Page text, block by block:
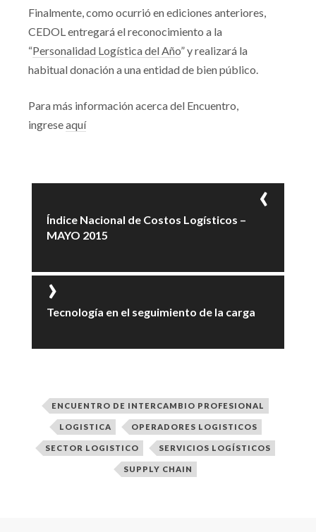
Finalmente, como ocurrió en ediciones anteriores,
CEDOL entregará el reconocimiento a la
“Personalidad Logística del Año” y realizará la
habitual donación a una entidad de bien público.
Para más información acerca del Encuentro,
ingreseaquí
Índice Nacional de Costos Logísticos –
MAYO 2015
Tecnología en el seguimiento de la carga
ENCUENTRO DE INTERCAMBIO PROFESIONAL
LOGISTICA OPERADORES LOGISTICOS
SECTOR LOGISTICO SERVICIOS LOGÍSTICOS
SUPPLY CHAIN